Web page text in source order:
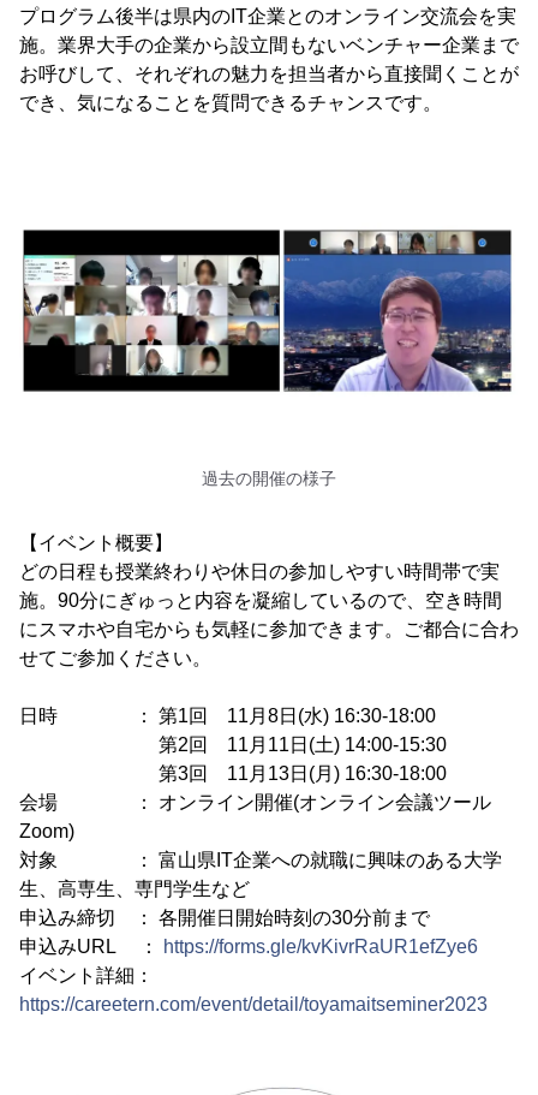
プログラム後半は県内のIT企業とのオンライン交流会を実
施。業界大手の企業から設立間もないベンチャー企業まで
お呼びして、それぞれの魅力を担当者から直接聞くことが
でき、気になることを質問できるチャンスです。
過去の開催の様子
【イベント概要】
どの日程も授業終わりや休日の参加しやすい時間帯で実
施。90分にぎゅっと内容を凝縮しているので、空き時間
にスマホや自宅からも気軽に参加できます。ご都合に合わ
せてご参加ください。
日時 ： 第1回 11月8日(水) 16:30-18:00
第2回 11月11日(土) 14:00-15:30
第3回 11月13日(月) 16:30-18:00
会場 ： オンライン開催(オンライン会議ツール
Zoom)
対象 ： 富山県IT企業への就職に興味のある大学
生、高専生、専門学生など
申込み締切 ： 各開催日開始時刻の30分前まで
申込みURL ：
https://forms.gle/kvKivrRaUR1efZye6
イベント詳細：
https://careetern.com/event/detail/toyamaitseminer2023